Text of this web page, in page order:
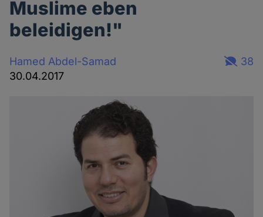
Muslime eben
beleidigen!"
Hamed Abdel-Samad
30.04.2017
38